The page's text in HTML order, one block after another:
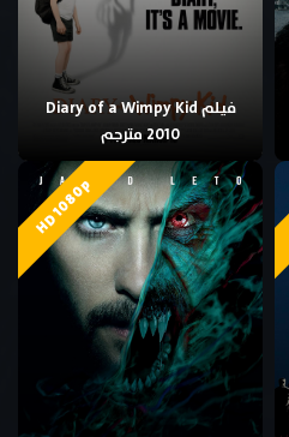
فيلم Diary of a Wimpy Kid
2010 مترجم
HD 1080p